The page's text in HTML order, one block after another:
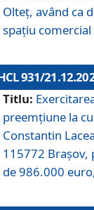
Olteț, având ca
spațiu
931/
Titlu:
preemțiune la
Constantin
115772 Brașov,
de 986.000